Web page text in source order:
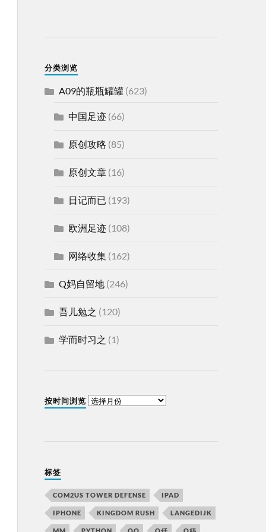
分类浏览
A09的瓶瓶罐罐(623)
中国足迹(66)
原创攻略 (85)
原创文章(16)
日记而已 (193)
欧洲足迹(108)
网络收集(162)
Q妈自留地(246)
吾儿勉之 (120)
学而时习之 (1)
按时间浏览
标签
COM2US TOWER DEFENSE IPAD
IPHONE KINGDOM RUSH LANGEDIJK